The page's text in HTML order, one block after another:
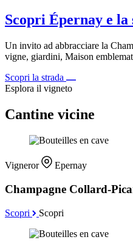
Scopri Épernay e la
Un invito ad abbracciare la
vigne, giardini, Maison
Scopri la strada
Esplora il vigneto
Cantine vicine
Vigneror Epernay
Champagne Collard-
Scopri Scopri